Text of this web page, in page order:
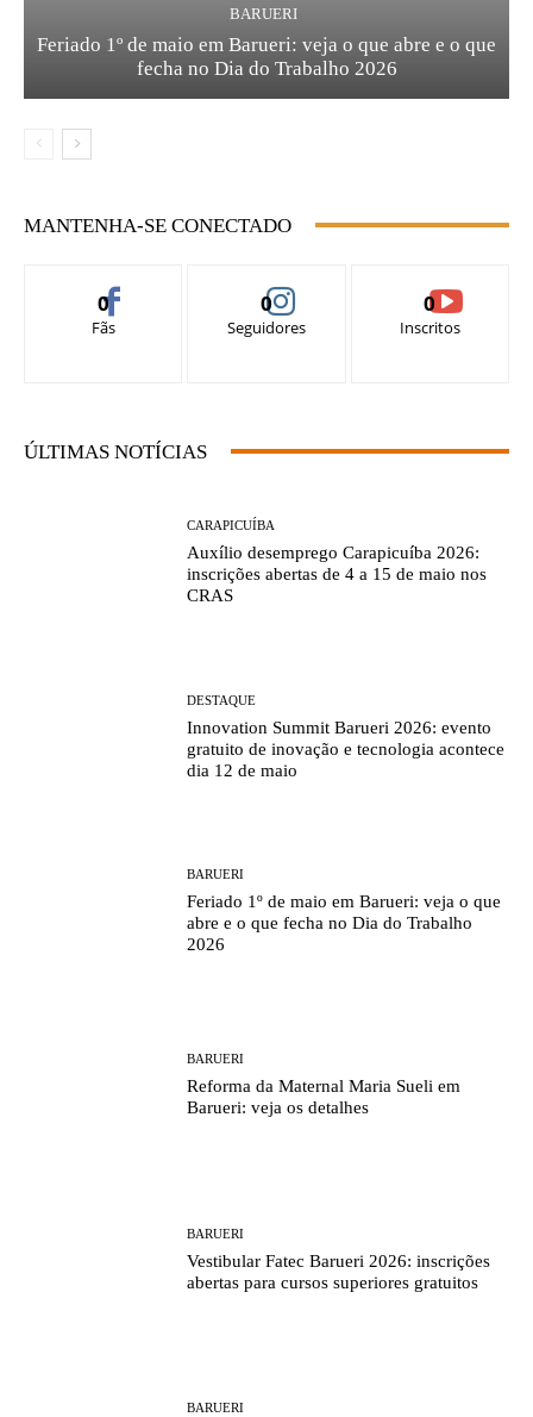
BARUERI
Feriado 1º de maio em Barueri: veja o que abre e o que
fecha no Dia do Trabalho 2026
MANTENHA-SE CONECTADO
0
Fãs
0
Seguidores
0
Inscritos
ÚLTIMAS NOTÍCIAS
CARAPICUÍBA
Auxílio desemprego Carapicuíba 2026:
inscrições abertas de 4 a 15 de maio nos
CRAS
DESTAQUE
Innovation Summit Barueri 2026: evento
gratuito de inovação e tecnologia acontece
dia 12 de maio
BARUERI
Feriado 1º de maio em Barueri: veja o que
abre e o que fecha no Dia do Trabalho
2026
BARUERI
Reforma da Maternal Maria Sueli em
Barueri: veja os detalhes
BARUERI
Vestibular Fatec Barueri 2026: inscrições
abertas para cursos superiores gratuitos
BARUERI